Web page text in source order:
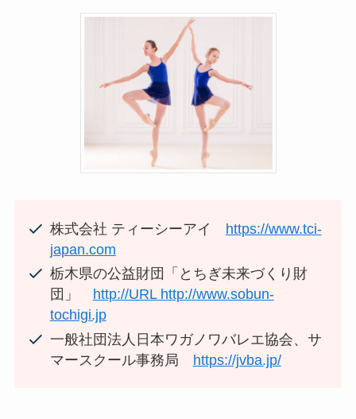
株式会社 ティーシーアイ https://www.tci-
japan.com
栃木県の公益財団「とちぎ未来づくり財
団」
http://URL http://www.sobun-
tochigi.jp
一般社団法人日本ワガノワバレエ協会、サ
マースクール事務局 https://jvba.jp/